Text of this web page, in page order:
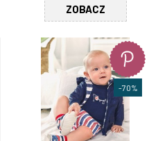
ZOBACZ
-70%